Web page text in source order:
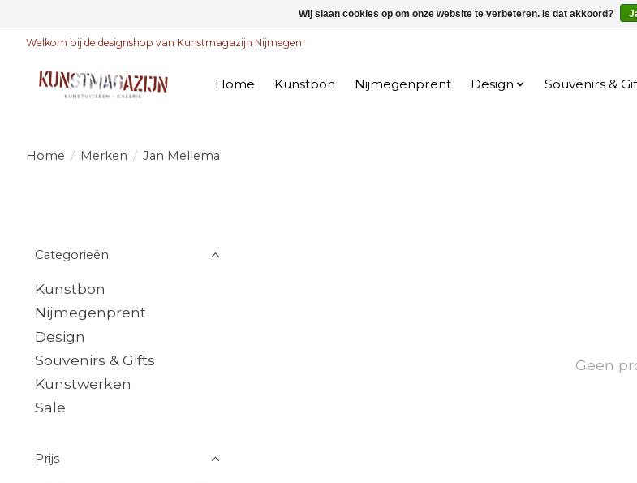
Welkom bij de designshop van Kunstmagazijn Nijmegen!
Home Kunstbon Nijmegenprent Design Souvenirs &
Home / Merken / Jan Mellema
Categorieën
Kunstbon
Nijmegenprent
Design
Souvenirs & Gifts
Kunstwerken
Sale
Prijs
Geen
Wij slaan cookies op om onze website te verbeteren. Is dat akkoord?